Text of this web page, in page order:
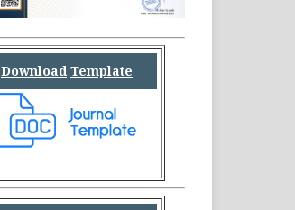
Download Template